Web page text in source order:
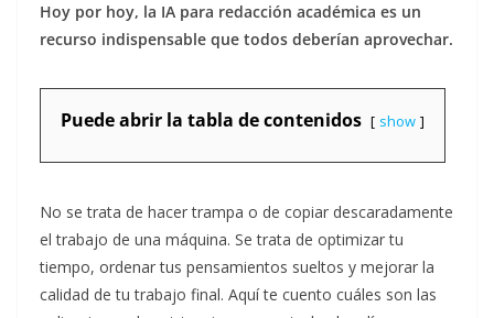
Hoy por hoy, la IA para redacción académica es un
recurso indispensable que todos deberían aprovechar.
Puede abrir la tabla de contenidos show
No se trata de hacer trampa o de copiar descaradamente
el trabajo de una máquina. Se trata de optimizar tu
tiempo, ordenar tus pensamientos sueltos y mejorar la
calidad de tu trabajo final. Aquí te cuento cuáles son las